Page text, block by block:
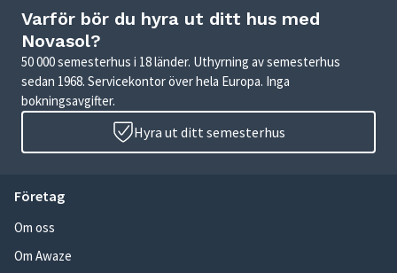
Varför bör du hyra ut ditt hus med
Novasol?
50 000 semesterhus i 18 länder. Uthyrning av semesterhus
sedan 1968. Servicekontor över hela Europa. Inga
bokningsavgifter.
Hyra ut ditt semesterhus
Företag
Om oss
Om Awaze